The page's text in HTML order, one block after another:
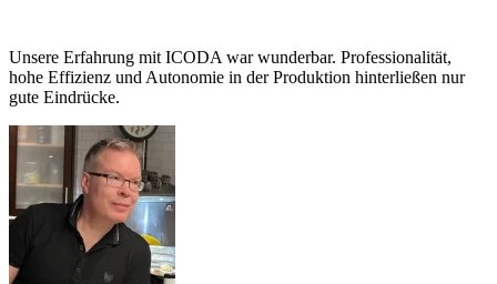
Unsere Erfahrung mit ICODA war wunderbar. Professionalität,
hohe Effizienz und Autonomie in der Produktion hinterließen nur
gute Eindrücke.